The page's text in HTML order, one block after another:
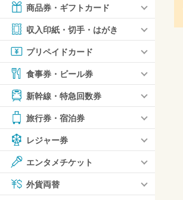
商品券・ギフトカード
収入印紙・切手・はがき
プリペイドカード
食事券・ビール券
新幹線・特急回数券
旅行券・宿泊券
レジャー券
エンタメチケット
外貨両替